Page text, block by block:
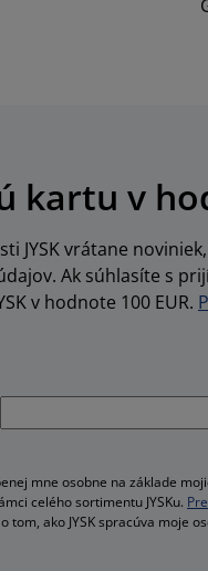
kartu v
JYSK vrátane
Ak súhlasíte s
v hodnote 100 EUR.
mne osobne na základe
celého sortimentu JYSKu.
o tom, ako JYSK spracúva moje